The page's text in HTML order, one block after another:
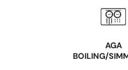
AGA
BOILING/